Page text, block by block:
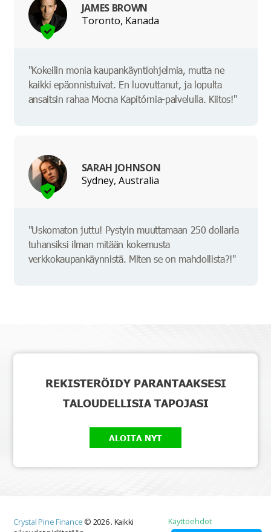
JAMES BROWN
Toronto, Kanada
"Kokeilin monia kaupankäyntiohjelmia, mutta ne
kaikki epäonnistuivat. En luovuttanut, ja lopulta
ansaitsin rahaa Mocna Kapitórnia-palvelulla. Kiitos!"
SARAH JOHNSON
Sydney, Australia
"Uskomaton juttu! Pystyin muuttamaan 250 dollaria
tuhansiksi ilman mitään kokemusta
verkkokaupankäynnistä. Miten se on mahdollista?!"
REKISTERÖIDY PARANTAAKSESI
TALOUDELLISIA TAPOJASI
ALOITA NYT
Crystal Pine Finance © 2026. Kaikki
Käyttöehdot